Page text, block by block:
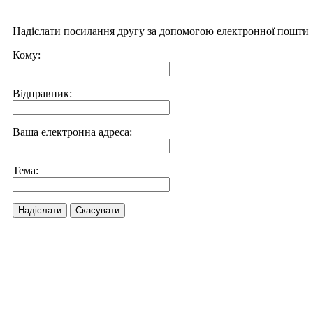
Надіслати посилання другу за допомогою електронної пошти
Кому:
Відправник:
Ваша електронна адреса:
Тема:
Надіслати Скасувати